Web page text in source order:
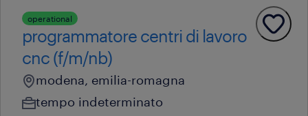
operational
programmatore centri di lavoro
cnc (f/m/nb)
modena, emilia-romagna
tempo indeterminato